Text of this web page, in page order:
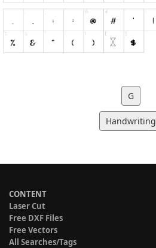
G
Handwriting
CONTENT
Laser Cut
Free DXF Files
Free Vectors
All Searches/Tags